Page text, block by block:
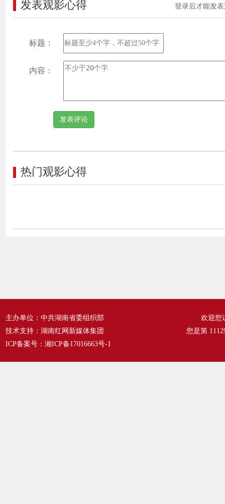
登录后才能发
发表观影心得
标题：
内容：
热门观影心得
主办单位：中共湖南省委组织部
技术支持：湖南红网新媒体集团
ICP备案号： 湘ICP备17016663号-1
欢迎您
您是第